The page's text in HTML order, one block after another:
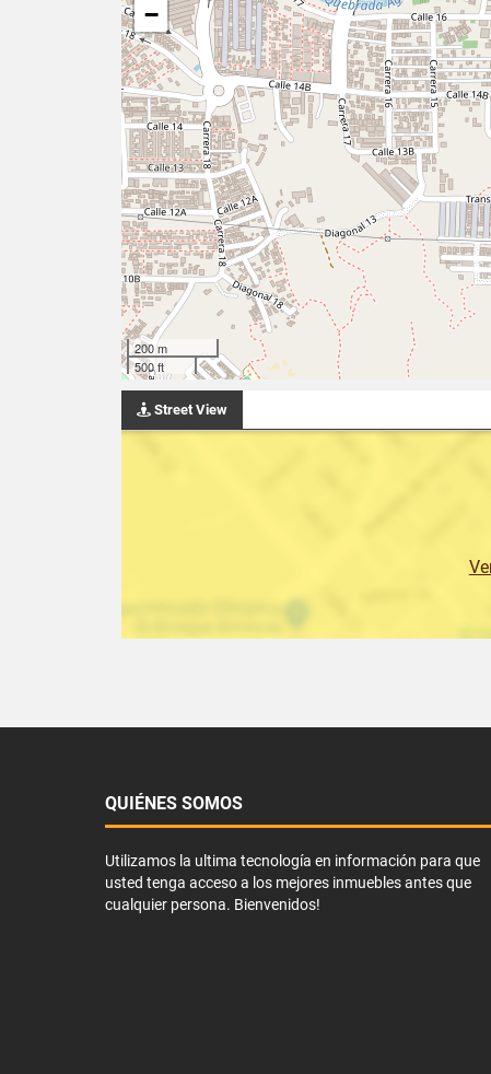
−
200 m
500 ft
Street View
QUIÉNES SOMOS
Utilizamos la ultima tecnología en información para que
usted tenga acceso a los mejores inmuebles antes que
cualquier persona. Bienvenidos!